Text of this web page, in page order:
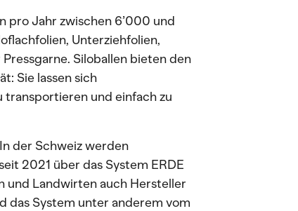
Jahr zwischen 6’000 und
Unterziehfolien,
Siloballen bieten den
Sie lassen sich
und einfach zu
der Schweiz werden
2021 über das System ERDE
und Landwirten auch Hersteller
das System unter anderem vom